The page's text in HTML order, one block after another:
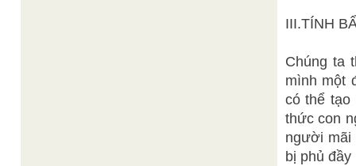
III.TÍNH
Chúng ta
mình một
có thể tạo
thức con
người mãi
bị phủ